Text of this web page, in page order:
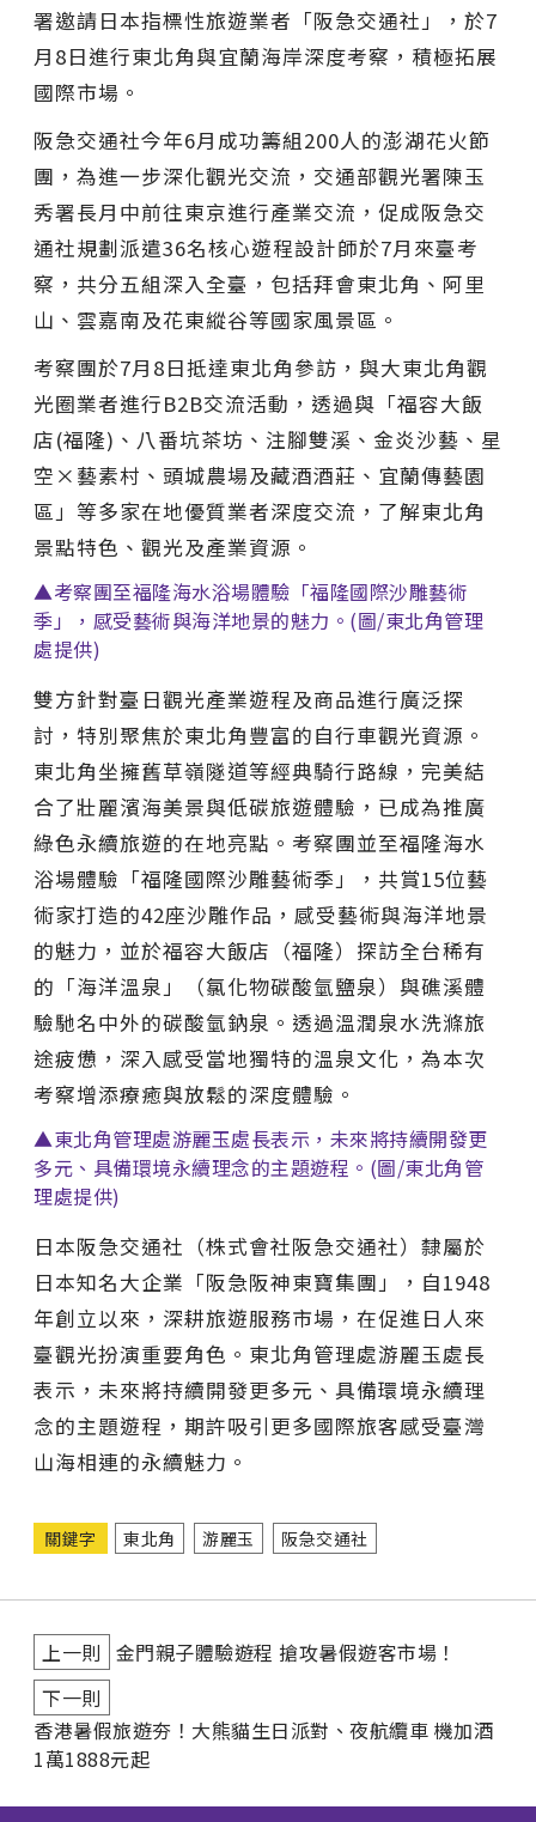
署邀請日本指標性旅遊業者「阪急交通社」，於7
月8日進行東北角與宜蘭海岸深度考察，積極拓展
國際市場。
阪急交通社今年6月成功籌組200人的澎湖花火節
團，為進一步深化觀光交流，交通部觀光署陳玉
秀署長月中前往東京進行產業交流，促成阪急交
通社規劃派遣36名核心遊程設計師於7月來臺考
察，共分五組深入全臺，包括拜會東北角、阿里
山、雲嘉南及花東縱谷等國家風景區。
考察團於7月8日抵達東北角參訪，與大東北角觀
光圈業者進行B2B交流活動，透過與「福容大飯
店(福隆)、八番坑茶坊、注腳雙溪、金炎沙藝、星
空×藝素村、頭城農場及藏酒酒莊、宜蘭傳藝園
區」等多家在地優質業者深度交流，了解東北角
景點特色、觀光及產業資源。
▲考察團至福隆海水浴場體驗「福隆國際沙雕藝術
季」，感受藝術與海洋地景的魅力。(圖/東北角管理
處提供)
雙方針對臺日觀光產業遊程及商品進行廣泛探
討，特別聚焦於東北角豐富的自行車觀光資源。
東北角坐擁舊草嶺隧道等經典騎行路線，完美結
合了壯麗濱海美景與低碳旅遊體驗，已成為推廣
綠色永續旅遊的在地亮點。考察團並至福隆海水
浴場體驗「福隆國際沙雕藝術季」，共賞15位藝
術家打造的42座沙雕作品，感受藝術與海洋地景
的魅力，並於福容大飯店（福隆）探訪全台稀有
的「海洋溫泉」（氯化物碳酸氫鹽泉）與礁溪體
驗馳名中外的碳酸氫鈉泉。透過溫潤泉水洗滌旅
途疲憊，深入感受當地獨特的溫泉文化，為本次
考察增添療癒與放鬆的深度體驗。
▲東北角管理處游麗玉處長表示，未來將持續開發更
多元、具備環境永續理念的主題遊程。(圖/東北角管
理處提供)
日本阪急交通社（株式會社阪急交通社）隸屬於
日本知名大企業「阪急阪神東寶集團」，自1948
年創立以來，深耕旅遊服務市場，在促進日人來
臺觀光扮演重要角色。東北角管理處游麗玉處長
表示，未來將持續開發更多元、具備環境永續理
念的主題遊程，期許吸引更多國際旅客感受臺灣
山海相連的永續魅力。
關鍵字 東北角 游麗玉 阪急交通社
上一則 金門親子體驗遊程 搶攻暑假遊客市場！
下一則
香港暑假旅遊夯！大熊貓生日派對、夜航纜車 機加酒
1萬1888元起